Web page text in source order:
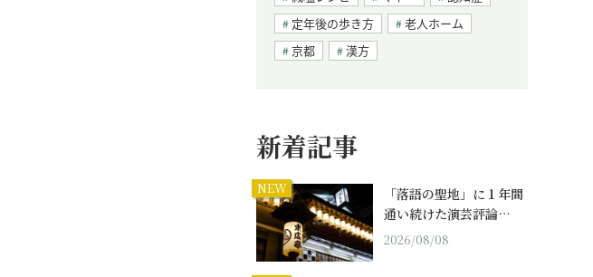
定年後の歩き方
老人ホーム
京都
漢方
新着記事
NEW
「落語の聖地」に１年間
通い続けた演芸評論…
2026/08/08